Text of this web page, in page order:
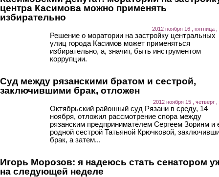
центра Касимова можно применять
избирательно
2012 ноября 16 , пятница ,
Решение о моратории на застройку центральных
улиц города Касимов может применяться
избирательно, а, значит, быть инструментом
коррупции.
Суд между рязанскими братом и сестрой,
заключившими брак, отложен
2012 ноября 15 , четверг ,
Октябрьский районный суд Рязани в среду, 14
ноября, отложил рассмотрение спора между
рязанским предпринимателем Сергеем Зоринм и
родной сестрой Татьяной Крючковой,
брак, а затем...
Игорь Морозов: я надеюсь стать сенатором
на следующей неделе